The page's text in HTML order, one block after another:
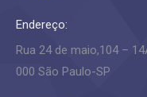
Endereço:
Rua 24 de maio,104 –
000 São Paulo-SP